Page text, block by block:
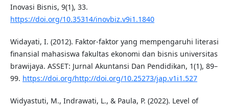
Inovasi Bisnis, 9(1), 33.
https://doi.org/10.35314/inovbiz.v9i1.1840
Widayati, I. (2012). Faktor-faktor yang mempengaruhi literasi
finansial mahasiswa fakultas ekonomi dan bisnis universitas
brawijaya. ASSET: Jurnal Akuntansi Dan Pendidikan, 1(1), 89–
99. https://doi.org/http://doi.org/10.25273/jap.v1i1.527
Widyastuti, M., Indrawati, L., & Paula, P. (2022). Level of